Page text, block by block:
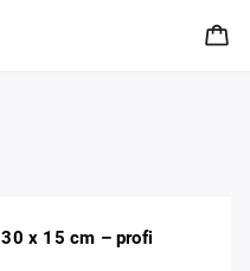
x 15 cm – profi